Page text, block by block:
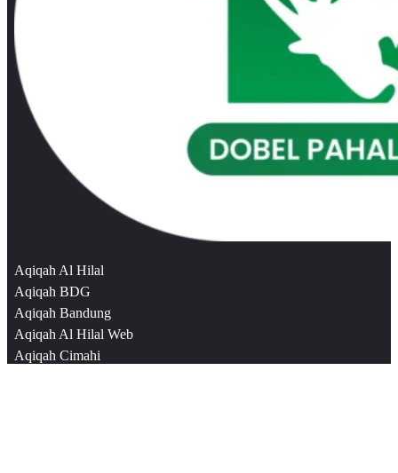
Aqiqah Al Hilal
Aqiqah BDG
Aqiqah Bandung
Aqiqah Al Hilal Web
Aqiqah Cimahi